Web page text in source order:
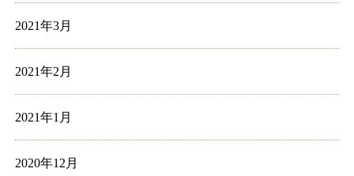
2021年3月
2021年2月
2021年1月
2020年12月